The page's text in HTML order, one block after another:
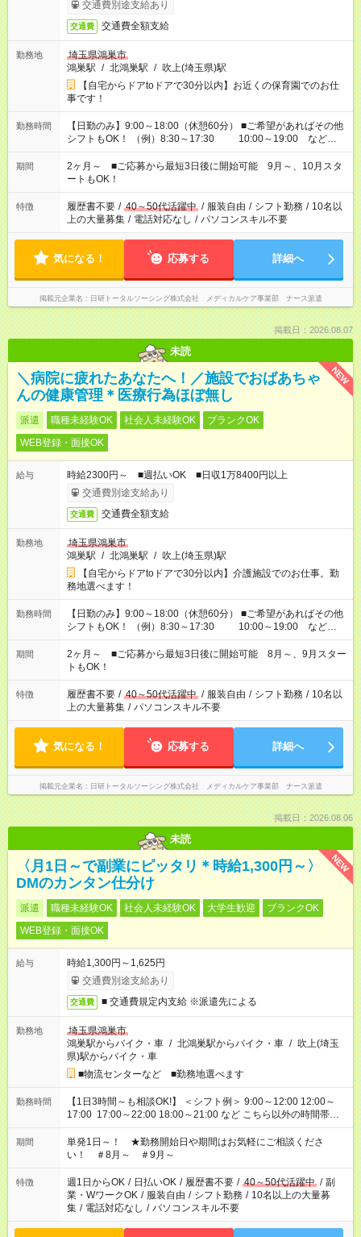
交通費別途支給あり
交通費 交通費全額支給
勤務地
埼玉県鴻巣市
鴻巣駅 / 北鴻巣駅 / 吹上(埼玉県)駅
【自宅からドアtoドアで30分以内】お近くの保育園でのお仕
事です！
勤務時間
【日勤のみ】9:00～18:00（休憩60分） ■ご希望があればその他
シフトもOK！ （例）8:30～17:30 10:00～19:00 など
「家族とお休みを合わせたい」 「余裕を持って夕飯の準備がし
たい」 「できれば残業はしたくない」 など、ご希望があれば教
えてくださいね。 ※Wワーク希望の方へ 今ご覧のお仕事で希望
する勤務時間と、もう1つのお仕事の勤務時間。 合計で週40時
間を超える場合は応募できません
期間
2ヶ月～ ■ご応募から最短3日後に開始可能 9月～、10月スタ
ートもOK！
特徴 履歴書不要 / 40～50代活躍中 / 服装自由 / シフト勤務 / 10名以
上の大量募集 / 電話対応なし / パソコンスキル不要
気になる！ 応募する 詳細へ
掲載元企業名 日研トータルソーシング株式会社 メディカルケア事業部 ナース派遣
掲載日：2026.08.07
未読
NEW
＼病院に疲れたあなたへ！／施設でおばあちゃ
んの健康管理＊医療行為ほぼ無し
派遣 職種未経験OK 社会人未経験OK
ブランクOK
WEB登録・面接OK
給与
時給2300円～ ■週払いOK ■日収1万8400円以上
交通費別途支給あり
交通費 交通費全額支給
勤務地
埼玉県鴻巣市
鴻巣駅 / 北鴻巣駅 / 吹上(埼玉県)駅
【自宅からドアtoドアで30分以内】介護施設でのお仕事。勤
務地選べます！
勤務時間
【日勤のみ】9:00～18:00（休憩60分） ■ご希望があればその他
シフトもOK！ （例）8:30～17:30 10:00～19:00 など
「家族とお休みを合わせたい」 「できれば残業はしたくない」
など、あなたのご希望に沿ったお仕事をご紹介します！ ※Wワ
ーク希望の方へ 今ご覧のお仕事で希望する勤務時間と、もう1つ
のお仕事の勤務時間。 合計で週40時間を超える場合は応募でき
ません
期間
2ヶ月～ ■ご応募から最短3日後に開始可能 8月～、9月スター
トもOK！
特徴 履歴書不要 / 40～50代活躍中 / 服装自由 / シフト勤務 / 10名以
上の大量募集 / パソコンスキル不要
気になる！ 応募する 詳細へ
掲載元企業名 日研トータルソーシング株式会社 メディカルケア事業部 ナース派遣
掲載日：2026.08.06
未読
NEW
〈月1日～で副業にピッタリ＊時給1,300円～〉
DMのカンタン仕分け
派遣 職種未経験OK 社会人未経験OK 大学生歓迎
ブランクOK
WEB登録・面接OK
給与
時給1,300円～1,625円
交通費別途支給あり
交通費 ■ 交通費規定内支給 ※派遣先による
勤務地
埼玉県鴻巣市
鴻巣駅からバイク・車 / 北鴻巣駅からバイク・車 / 吹上(埼玉
県)駅からバイク・車
■物流センターなど ■勤務地選べます
勤務時間
【1日3時間～も相談OK!】 ＜シフト例＞ 9:00～12:00 12:00～
17:00 17:00～22:00 18:00～21:00 など こちら以外の時間帯も
お気軽にご相談ください！
期間
単発1日～！ ★勤務開始日や期間はお気軽にご相談くださ
い！ ＃8月～ ＃9月～
特徴 週1日からOK / 日払いOK / 履歴書不要 / 40～50代活躍中 / 副
業・WワークOK / 服装自由 / シフト勤務 / 10名以上の大量募
集 / 電話対応なし / パソコンスキル不要